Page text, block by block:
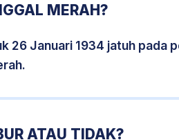
MERAH?
26 Januari 1934 jatuh pada
ATAU TIDAK?